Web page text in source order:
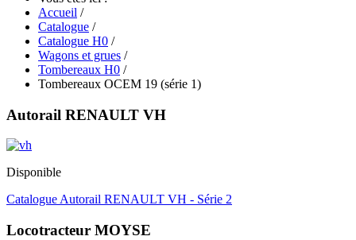
Accueil /
Catalogue /
Catalogue H0 /
Wagons et grues /
Tombereaux H0 /
Tombereaux OCEM 19 (série 1)
Autorail RENAULT VH
Disponible
Catalogue Autorail RENAULT VH - Série 2
Locotracteur MOYSE